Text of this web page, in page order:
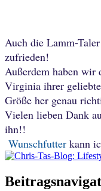
Auch die Lamm-
zufrieden!
Außerdem haben
Virginia ihrer
Größe her genau
Vielen lieben Dank
ihn!!
Wunschfutter kann